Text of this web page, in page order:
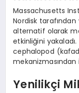
Massachusetts
Nordisk
alternatif olarak
etkinliğini
cephalopod
Yenilikçi